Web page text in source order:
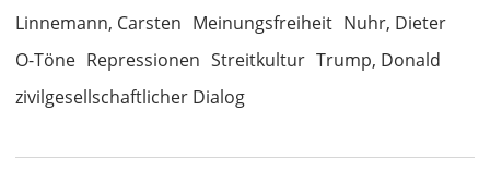
Linnemann, Carsten Meinungsfreiheit Nuhr, Dieter
O-Töne Repressionen Streitkultur Trump, Donald
zivilgesellschaftlicher Dialog